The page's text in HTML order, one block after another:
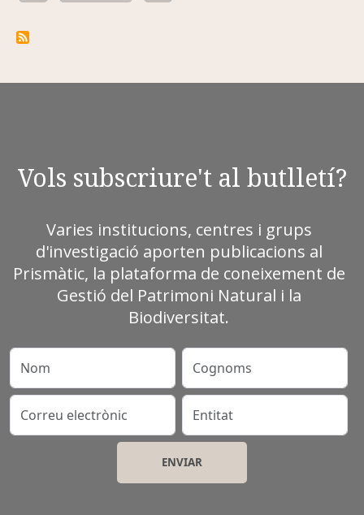
Vols subscriure't al butlletí?
Varies institucions, centres i grups
d'investigació aporten publicacions al
Prismàtic, la plataforma de coneixement de
Gestió del Patrimoni Natural i la
Biodiversitat.
Nom Cognoms
Correu electrònic Entitat